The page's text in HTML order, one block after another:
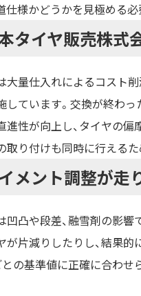
仕様かどうかを見極める必
タイヤ販売株式
大量仕入れによるコスト
しています。交換が終わ
進性が向上し、タイヤの
取り付けも同時に行える
メント調整が走
凹凸や段差、融雪剤の影
が片減りしたりし、結果
との基準値に正確に合わ